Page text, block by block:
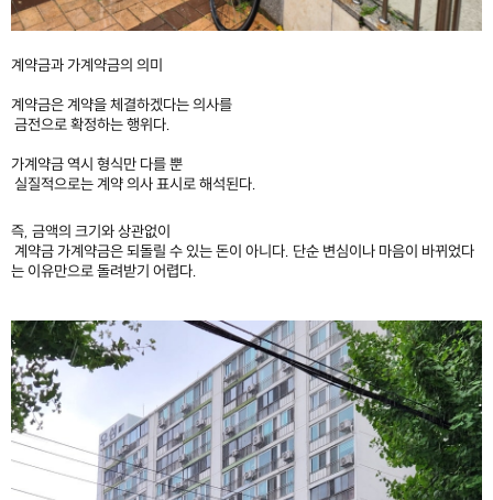
계약금과 가계약금의 의미
계약금은 계약을 체결하겠다는 의사를
금전으로 확정하는 행위다.
가계약금 역시 형식만 다를 뿐
실질적으로는 계약 의사 표시로 해석된다.
즉, 금액의 크기와 상관없이
계약금 가계약금은 되돌릴 수 있는 돈이 아니다. 단순 변심이나 마음이 바뀌었다
는 이유만으로 돌려받기 어렵다.